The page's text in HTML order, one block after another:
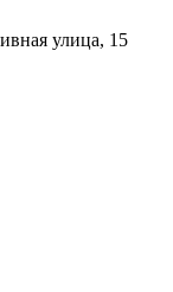
улица, 15